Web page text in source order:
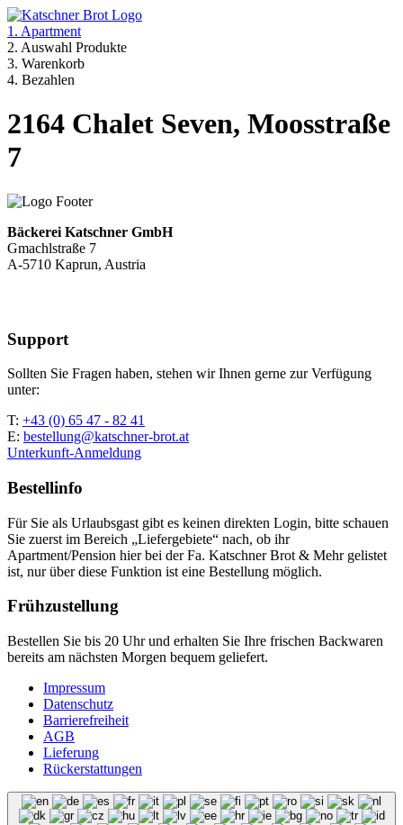
1. Apartment
2. Auswahl Produkte
3. Warenkorb
4. Bezahlen
2164 Chalet Seven, Moosstraße
7
Bäckerei Katschner GmbH
Gmachlstraße 7
A-5710 Kaprun, Austria
Support
Sollten Sie Fragen haben, stehen wir Ihnen gerne zur Verfügung
unter:
T: +43 (0) 65 47 - 82 41
E: bestellung@katschner-brot.at
Unterkunft-Anmeldung
Bestellinfo
Für Sie als Urlaubsgast gibt es keinen direkten Login, bitte schauen
Sie zuerst im Bereich „Liefergebiete“ nach, ob ihr
Apartment/Pension hier bei der Fa. Katschner Brot & Mehr gelistet
ist, nur über diese Funktion ist eine Bestellung möglich.
Frühzustellung
Bestellen Sie bis 20 Uhr und erhalten Sie Ihre frischen Backwaren
bereits am nächsten Morgen bequem geliefert.
Impressum
Datenschutz
Barrierefreiheit
AGB
Lieferung
Rückerstattungen